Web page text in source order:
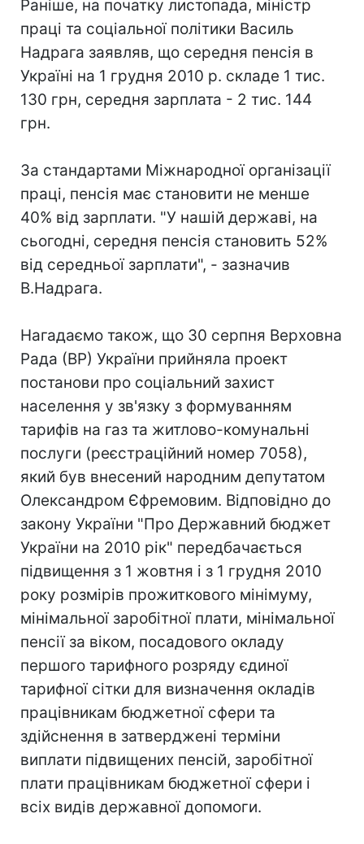
Раніше, на початку листопада, міністр
праці та соціальної політики Василь
Надрага заявляв, що середня пенсія в
Україні на 1 грудня 2010 р. складе 1 тис.
130 грн, середня зарплата - 2 тис. 144
грн.
За стандартами Міжнародної організації
праці, пенсія має становити не менше
40% від зарплати. "У нашій державі, на
сьогодні, середня пенсія становить 52%
від середньої зарплати", - зазначив
В.Надрага.
Нагадаємо також, що 30 серпня Верховна
Рада (ВР) України прийняла проект
постанови про соціальний захист
населення у зв'язку з формуванням
тарифів на газ та житлово-комунальні
послуги (реєстраційний номер 7058),
який був внесений народним депутатом
Олександром Єфремовим. Відповідно до
закону України "Про Державний бюджет
України на 2010 рік" передбачається
підвищення з 1 жовтня і з 1 грудня 2010
року розмірів прожиткового мінімуму,
мінімальної заробітної плати, мінімальної
пенсії за віком, посадового окладу
першого тарифного розряду єдиної
тарифної сітки для визначення окладів
працівникам бюджетної сфери та
здійснення в затверджені терміни
виплати підвищених пенсій, заробітної
плати працівникам бюджетної сфери і
всіх видів державної допомоги.